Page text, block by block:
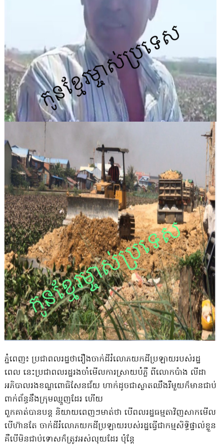
ភ្នំពេញ​៖ ប្រជាពលរដ្ឋថារឿងចាក់ដីរំលោភយកដីប្រឡាយរបស់រដ្ឋ
ពេល​ នេះប្រជាពលរដ្ឋរងចាំមេីលការស្រាយបំភ្លឺ​ ពីលោកប៉ាង​ លីដា​
អភិបាលរងខណ្ឌពោធិសែនជ័យ​ ហាក់ដូចជាស្ងាតឈឹងរឺមួយក៏មានជាប់
ពាក់ព័ន្ធនឹងក្រុមឈ្មួញដែរ​ ហេីយ
ពួកគាត់បានបន្ត​ និយាយពេញៗមាត់ថា​ បើពលរដ្ឋធម្មតាវិញសាកមើល
បើហ៊ានតែ ចាក់ដីរំលោភយកដីប្រឡាយរបស់រដ្ឋធ្វើជាកម្មសិទ្ធិផ្ទាល់ខ្លួន
គឺបើមិនជាប់ទោសក៏ត្រូវអស់លុយដែរ ប៉ុន្តែ